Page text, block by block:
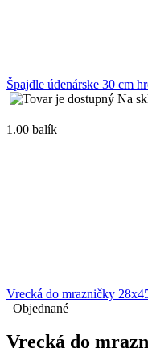
Špajdle údenárske 30 cm
Na
1.00 balík
Vrecká do mrazničky
Objednané
Vrecká do